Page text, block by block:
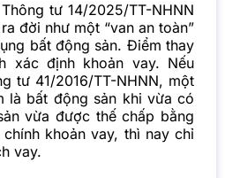
tư 14/2025/TT-NHNN
đời như một “van an toàn”
bất động sản. Điểm thay
xác định khoản vay. Nếu
tư 41/2016/TT-NHNN, một
là bất động sản khi vừa có
vừa được thế chấp bằng
khoản vay, thì nay chỉ
vay.